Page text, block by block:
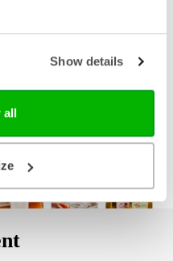
Show details
all